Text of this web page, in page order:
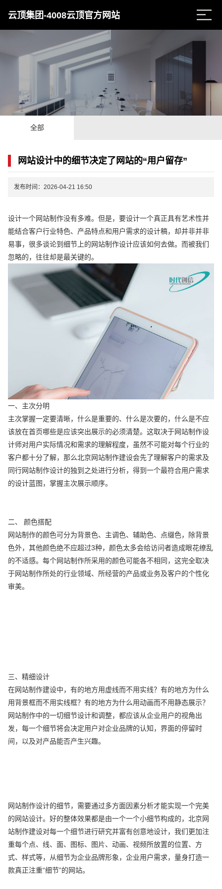
云顶集团-4008云顶官方网站
全部
网站设计中的细节决定了网站的“用户留存”
发布时间：2026-04-21 16:50
设计一个网站制作没有多难。但是，要设计一个真正具有艺术性并
能结合客户行业特色、产品特点和用户需求的设计稿，却并非并非
易事，很多谈论到细节上的网站制作设计应该如何去做。而被我们
忽略的，往往却是最关键的。
一、主次分明
主次掌握一定要清晰，什么是重要的、什么是次要的，什么是不应
该放在首页哪些是应该突出展示的必须清楚。这取决于网站制作设
计师对用户实际情况和需求的理解程度，虽然不可能对每个行业的
客户都十分了解，那么北京网站制作建设会先了理解客户的需求及
同行网站制作设计的独到之处进行分析，得到一个最符合用户需求
的设计蓝图，掌握主次展示顺序。
二、 颜色搭配
网站制作的颜色可分为背景色、主调色、辅助色、点缀色，除背景
色外，其他颜色绝不应超过3种，颜色太多会给访问者造成眼花缭乱
的不适感。每个网站制作所采用的颜色可能各不相同，这完全取决
于网站制作所处的行业领域、所经营的产品或业务及客户的个性化
审美。
三、精细设计
在网站制作建设中，有的地方用虚线而不用实线？有的地方为什么
用背景框而不用实线框？有的地方为什么用动画而不用静态展示？
网站制作中的一切细节设计和调整，都应该从企业用户的视角出
发，每一个细节将会决定用户对企业品牌的认知，界面的停留时
间，以及对产品能否产生兴趣。
网站制作设计的细节，需要通过多方面因素分析才能实现一个完美
的网站设计。好的整体效果都是由一个一个小细节构成的，北京网
站制作建设对每一个细节进行研究并富有创意地设计，我们更加注
重每个点、线、面、图标、图片、动画、视频所放置的位置、方
式、样式等，从细节为企业品牌形象，企业用户需求，量身打造一
款真正注重“细节”的网站。